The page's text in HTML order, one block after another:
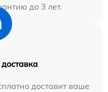
до 3 лет.
доставит ваше